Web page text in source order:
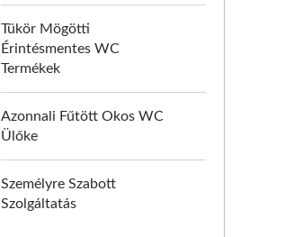
Tükör Mögötti
Érintésmentes WC
Termékek
Azonnali Fűtött Okos WC
Ülőke
Személyre Szabott
Szolgáltatás